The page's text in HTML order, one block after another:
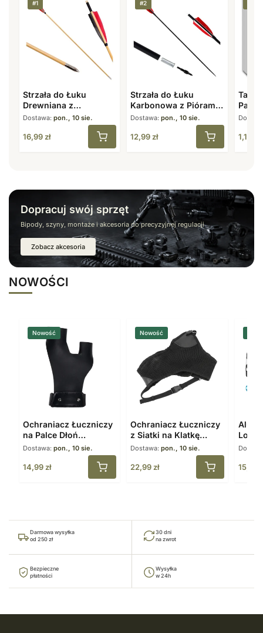
#1
Strzała do Łuku
Drewniana z
Naturalnymi Piórami 8
Dostawa: pon., 10 sie.
16,99zł
#2
Strzała do Łuku
Karbonowa z Piórami
7,8 mm 31,5″ Spine
Dostawa:pon., 10 sie.
12,99zł 1,19
Dopracuj swój sprzęt
Bipody, szyny, montaże i akcesoria do precyzyjnej regulacji
Zobacz akcesoria
NOWOŚCI
Nowość
Ochraniacz Łuczniczy
na Palce Dłoń
Skórzany Czarny
Dostawa: pon., 10 sie.
14,99 zł
Nowość
Ochraniacz Łuczniczy
z Siatki na Klatkę
Piersiową Regulowany
Dostawa:pon., 10 sie.
22,99 zł
Loop
15,99
Darmowa wysyłka
od 250 zł
30 dni
na zwrot
Bezpieczne
płatności
Wysyłka
w 24h